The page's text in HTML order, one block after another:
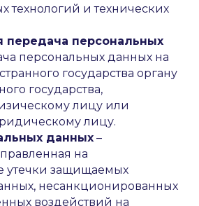
и технических
передача персональных
персональных данных на
государства органу
государства,
лицу или
лицу.
данных –
на
утечки защищаемых
несанкционированных
воздействий на